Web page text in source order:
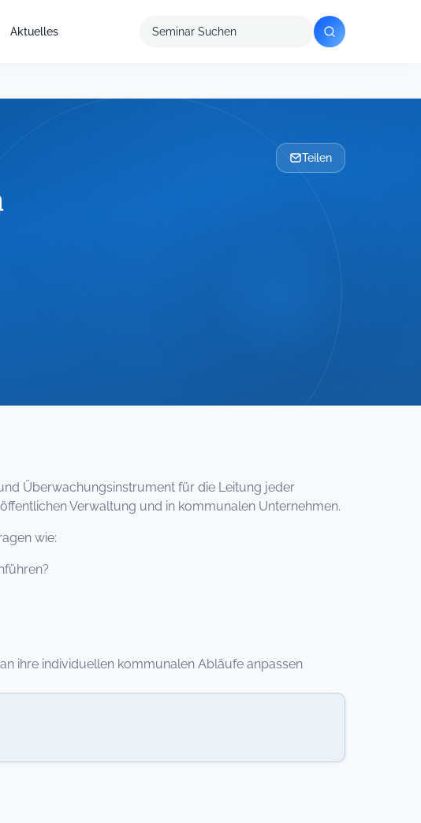
Aktuelles
Seminar
Teilen
Überwachungsinstrument für die Leitung jeder
Verwaltung und in kommunalen Unternehmen.
wie:
ihre individuellen kommunalen Abläufe anpassen